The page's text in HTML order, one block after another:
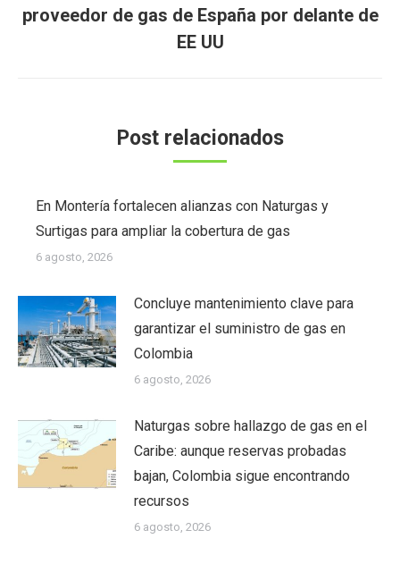
Publicación
siguiente:
proveedor de gas de España por delante de
EE UU
Post relacionados
En Montería fortalecen alianzas con Naturgas y
Surtigas para ampliar la cobertura de gas
6 agosto, 2026
Concluye mantenimiento clave para
garantizar el suministro de gas en
Colombia
6 agosto, 2026
Naturgas sobre hallazgo de gas en el
Caribe: aunque reservas probadas
bajan, Colombia sigue encontrando
recursos
6 agosto, 2026